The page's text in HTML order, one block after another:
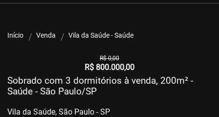
Início Venda Vila da Saúde - Saúde
R$ 0,00
R$ 800.000,00
Sobrado com 3 dormitórios à venda, 200m² -
Saúde - São Paulo/SP
Vila da Saúde, São Paulo - SP